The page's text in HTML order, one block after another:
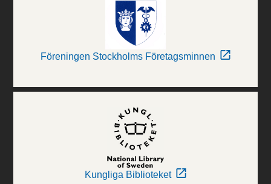
Föreningen Stockholms Företagsminnen
Kungliga Biblioteket